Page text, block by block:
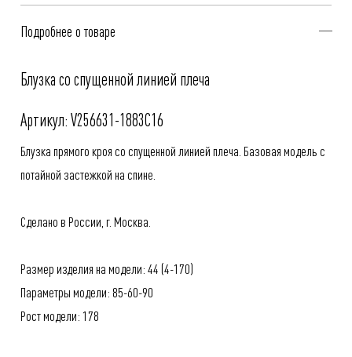
Подробнее о товаре
Блузка со спущенной линией плеча
Артикул: V256631-1883C16
Блузка прямого кроя со спущенной линией плеча. Базовая модель с
потайной застежкой на спине.
Сделано в России, г. Москва.
Размер изделия на модели: 44 (4-170)
Параметры модели: 85-60-90
Рост модели: 178